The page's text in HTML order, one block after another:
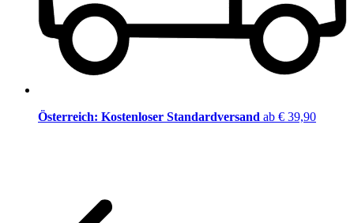
Österreich: Kostenloser Standardversand ab € 39,90